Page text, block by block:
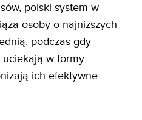
polski system w
osoby o najniższych
podczas gdy
w formy
ich efektywne